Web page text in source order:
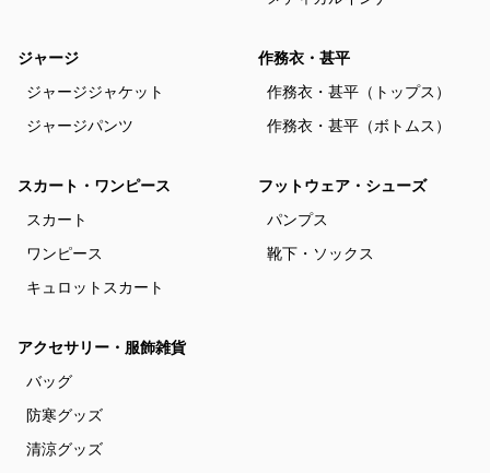
ジャージ
ジャージジャケット
ジャージパンツ
作務衣・甚平
作務衣・甚平（トップス）
作務衣・甚平（ボトムス）
スカート・ワンピース
スカート
ワンピース
キュロットスカート
フットウェア・シューズ
パンプス
靴下・ソックス
アクセサリー・服飾雑貨
バッグ
防寒グッズ
清涼グッズ